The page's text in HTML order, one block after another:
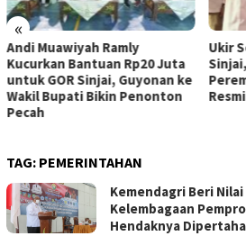
«
Andi Muawiyah Ramly
Kucurkan Bantuan Rp20 Juta
untuk GOR Sinjai, Guyonan ke
Wakil Bupati Bikin Penonton
Pecah
Ukir
TAG: PEMERINTAHAN
Kemendagri Beri
Kelembagaan
Hendaknya